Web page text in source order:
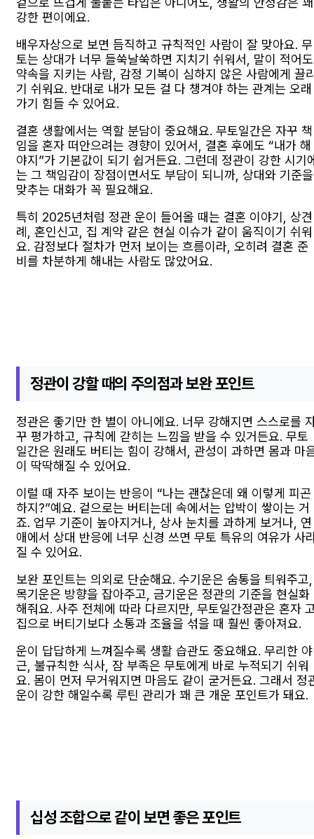
강한 편이에요.
배우자상으로 보면 듬직하고 규칙적인 사람이 잘 맞아요. 무
토는 상대가 너무 들쑥날쑥하면 지치기 쉬워서, 말이 적어도
약속을 지키는 사람, 감정 기복이 심하지 않은 사람에게 끌
기 쉬워요. 반대로 내가 모든 걸 다 챙겨야 하는 관계는 오래
가기 힘들 수 있어요.
결혼 생활에서는 역할 분담이 중요해요. 무토일간은 자꾸 책
임을 혼자 떠안으려는 경향이 있어서, 결혼 후에도 “내가 해
야지”가 기본값이 되기 쉽거든요. 그런데 정관이 강한 시기
는 그 책임감이 장점이면서도 부담이 되니까, 상대와 기준을
맞추는 대화가 꼭 필요해요.
특히 2025년처럼 정관 운이 들어올 때는 결혼 이야기, 상견
례, 혼인신고, 집 계약 같은 현실 이슈가 같이 움직이기 쉬워
요. 감정보다 절차가 먼저 보이는 흐름이라, 오히려 결혼 준
비를 차분하게 해내는 사람도 많았어요.
정관이 강할 때의 주의점과 보완 포인트
정관은 좋기만 한 별이 아니에요. 너무 강해지면 스스로를
꾸 평가하고, 규칙에 갇히는 느낌을 받을 수 있거든요. 무토
일간은 원래도 버티는 힘이 강해서, 관성이 과하면 몸과 마
이 딱딱해질 수 있어요.
이럴 때 자주 보이는 반응이 “나는 괜찮은데 왜 이렇게 피곤
하지?”예요. 겉으로는 버티는데 속에서는 압박이 쌓이는 거
죠. 업무 기준이 높아지거나, 상사 눈치를 과하게 보거나, 연
애에서 상대 반응에 너무 신경 쓰면 무토 특유의 여유가 사
질 수 있어요.
보완 포인트는 의외로 단순해요. 수기운은 숨통을 틔워주고,
목기운은 방향을 잡아주고, 금기운은 정관의 기준을 현실화
해줘요. 사주 전체에 따라 다르지만, 무토일간정관은 혼자
집으로 버티기보다 소통과 조율을 섞을 때 훨씬 좋아져요.
운이 답답하게 느껴질수록 생활 습관도 중요해요. 무리한 야
근, 불규칙한 식사, 잠 부족은 무토에게 바로 누적되기 쉬워
요. 몸이 먼저 무거워지면 마음도 같이 굳거든요. 그래서 정
운이 강한 해일수록 루틴 관리가 꽤 큰 개운 포인트가 돼요.
십성 조합으로 같이 보면 좋은 포인트